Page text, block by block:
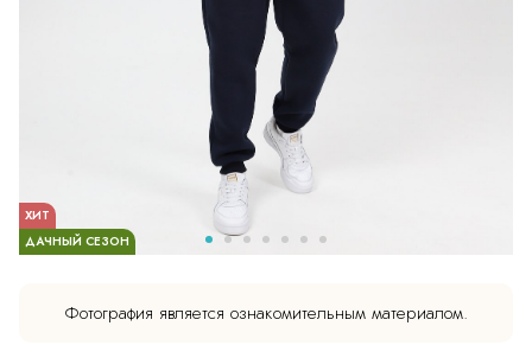
ДАЧНЫЙ СЕЗОН
ХИТ
Фотография является ознакомительным материалом.